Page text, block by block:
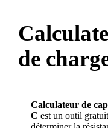
de
Calculateur de
C est un outil